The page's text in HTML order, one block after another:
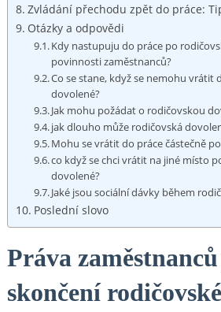
Zvládání‌ přechodu zpět do práce:‍
Otázky a odpovědi
Kdy nastupuju​ do⁢ práce po
povinnosti‍ zaměstnanců?
Co se stane, když​ se nemohu vrátit⁤
dovolené?
Jak‌ mohu ⁤požádat o rodičovskou
jak dlouho může ​rodičovská
Mohu se vrátit do práce částečně
co když se chci vrátit‍ na jiné místo
⁣dovolené?
Jaké jsou sociální dávky⁤ během‌
Poslední slovo
Práva⁣
skončení